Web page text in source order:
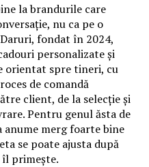
la brandurile care
nu ca pe o
fondat în 2024,
personalizate și
orientat spre tineri, cu
de comandă
client, de la selecție și
Pentru genul ăsta de
anume merg foarte bine
se poate ajusta după
îl primește.